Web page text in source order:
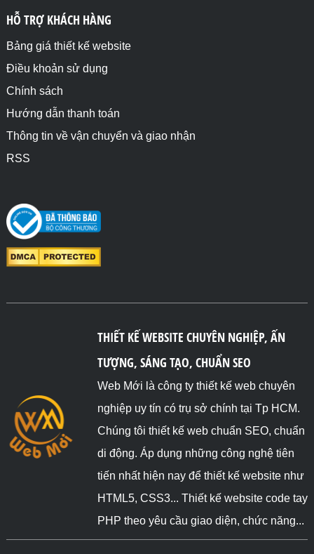
HỖ TRỢ KHÁCH HÀNG
Bảng giá thiết kế website
Điều khoản sử dụng
Chính sách
Hướng dẫn thanh toán
Thông tin về vận chuyển và giao nhận
RSS
THIẾT KẾ WEBSITE CHUYÊN NGHIỆP, ẤN
TƯỢNG, SÁNG TẠO, CHUẨN SEO
Web Mới là công ty thiết kế web chuyên
nghiệp uy tín có trụ sở chính tại Tp HCM.
Chúng tôi thiết kế web chuẩn SEO, chuẩn
di động. Áp dụng những công nghệ tiên
tiến nhất hiện nay để thiết kế website như
HTML5, CSS3... Thiết kế website code tay
PHP theo yêu cầu giao diện, chức năng...